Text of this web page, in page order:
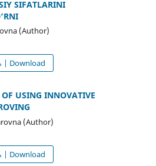
SIFATLARINI
(Author)
| Download
USING INNOVATIVE
(Author)
| Download